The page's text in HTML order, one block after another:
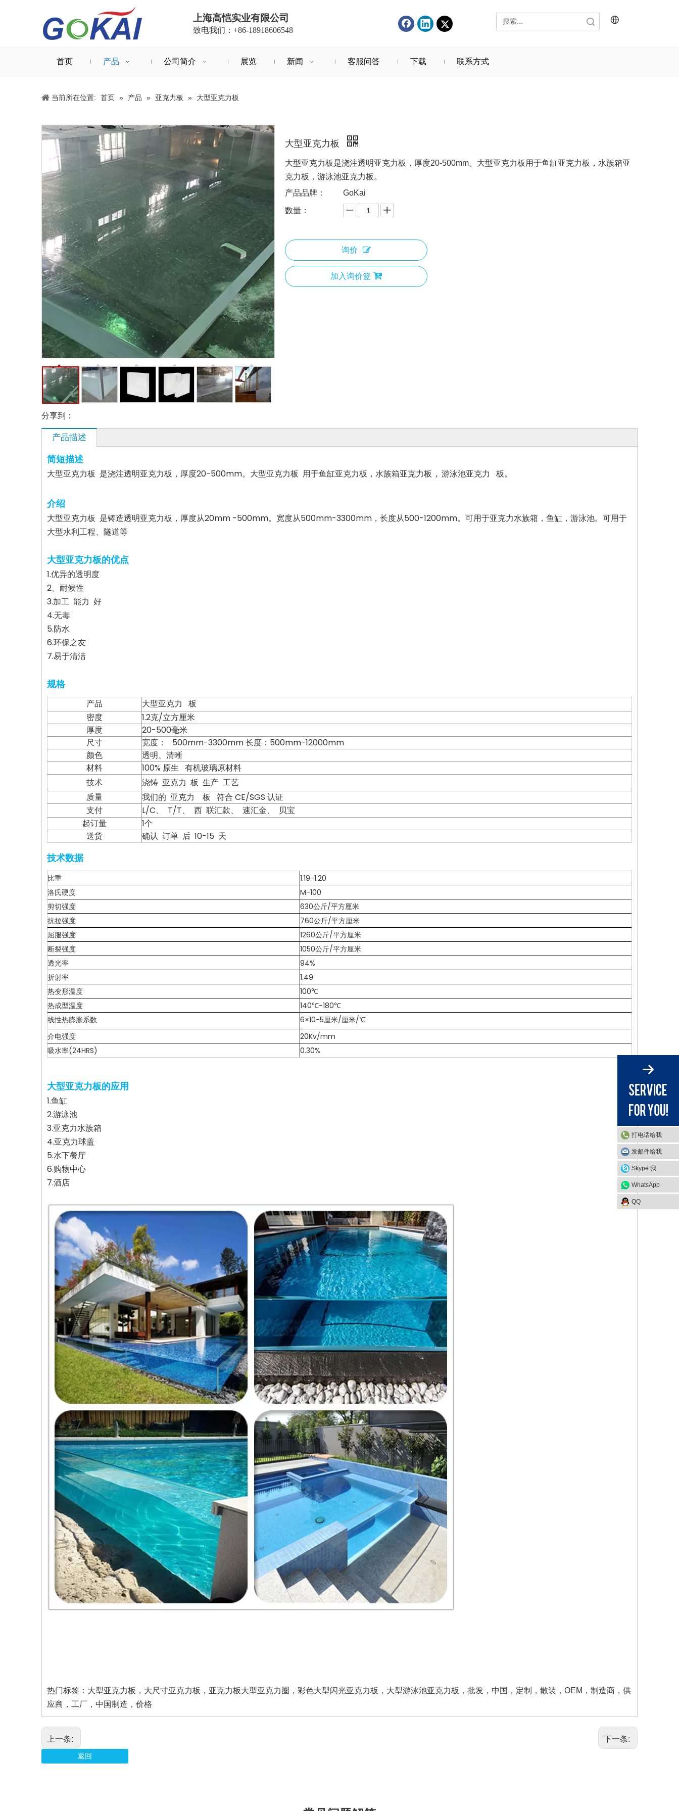
上海高恺实业有限公司
致电我们：+86-18918606548
首页 产品 公司简介 展览 新闻 客服问答 下载 联系方式
当前所在位置: 首页 » 产品 » 亚克力板 » 大型亚克力板
分享到：
大型亚克力板
大型亚克力板是浇注透明亚克力板，厚度20-500mm。大型亚克力板用于鱼缸亚克力板，水族箱亚
克力板，游泳池亚克力板。
产品品牌：
GoKai
数量：
询价
加入询价篮
产品描述
简短描述
大型亚克力板 是浇注透明亚克力板，厚度20-500mm。大型亚克力板 用于鱼缸亚克力板，水族箱亚克力板 , 游泳池亚克力 板。
介绍
大型亚克力板 是铸造透明亚克力板，厚度从20mm -500mm。宽度从500mm-3300mm，长度从500-1200mm。可用于亚克力水族箱，鱼缸，游泳池。可用于
大型水利工程、隧道等
大型亚克力板的优点
1.优异的透明度
2、耐候性
3.加工 能力 好
4.无毒
5.防水
6.环保之友
7.易于清洁
规格
产品
大型亚克力 板
密度
1.2克/立方厘米
厚度
20-500毫米
尺寸
宽度： 500mm-3300mm 长度：500mm-12000mm
颜色
透明、清晰
材料
100% 原生 有机玻璃原材料
技术
浇铸 亚克力 板 生产 工艺
质量
我们的 亚克力 板 符合 CE/SGS 认证
支付
L/C、 T/T、 西 联汇款、 速汇金、 贝宝
起订量
1个
送货
确认 订单 后 10-15 天
技术数据
比重
1.19-1.20
洛氏硬度
M-100
剪切强度
630公斤/平方厘米
抗拉强度
760公斤/平方厘米
屈服强度
1260公斤/平方厘米
断裂强度
1050公斤/平方厘米
透光率
94%
折射率
1.49
热变形温度
100℃
热成型温度
140℃-180℃
线性热膨胀系数
6×10-5厘米/厘米/℃
介电强度
20Kv/mm
吸水率(24HRS)
0.30%
大型亚克力板的应用
1.鱼缸
2.游泳池
3.亚克力水族箱
4.亚克力球盖
5.水下餐厅
6.购物中心
7.酒店
热门标签：大型亚克力板，大尺寸亚克力板，亚克力板大型亚克力圈，彩色大型闪光亚克力板，大型游泳池亚克力板，批发，中国，定制，散装，OEM，制造商，供
应商，工厂，中国制造，价格
上一条: 下一条:
返回
打电话给我
发邮件给我
Skype 我
WhatsApp
QQ